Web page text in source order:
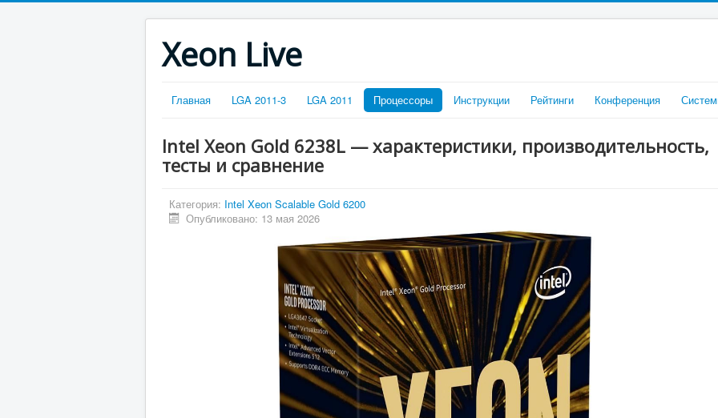
Xeon Live
Главная LGA 2011-3 LGA 2011 Процессоры Инструкции Рейтинги Конференция
Intel Xeon Gold 6238L — характеристики, производительность,
тесты и сравнение
Категория: Intel Xeon Scalable Gold 6200
Опубликовано: 13 мая 2026